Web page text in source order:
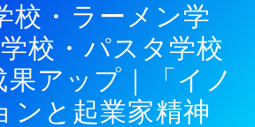
校・ラーメン学
校・パスタ学校
アップ｜「イノ
ンと起業家精神